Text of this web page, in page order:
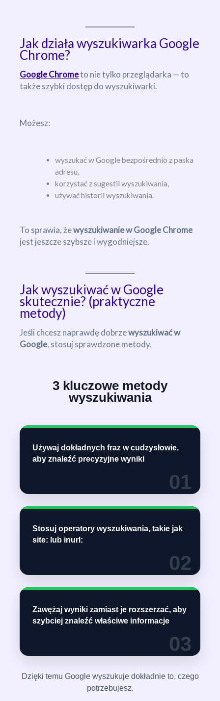
Jak działa wyszukiwarka Google
Chrome?
Google Chrometo nie tylko przeglądarka — to
także szybki dostęp do wyszukiwarki.
Możesz:
wyszukać w Google bezpośrednio z paska
adresu,
korzystać z sugestii wyszukiwania,
używać historii wyszukiwania.
To sprawia, żewyszukiwanie w Google Chrome
jest jeszcze szybsze i wygodniejsze.
Jak wyszukiwać w Google
skutecznie? (praktyczne
metody)
Jeśli chcesz naprawdę dobrzewyszukiwać w
Google, stosuj sprawdzone metody.
3 kluczowe metody
wyszukiwania
Używaj dokładnych fraz w cudzysłowie,
aby znaleźć precyzyjne wyniki
01
Stosuj operatory wyszukiwania, takie jak
site: lub inurl:
02
Zawężaj wyniki zamiast je rozszerzać, aby
szybciej znaleźć właściwe informacje
03
Dzięki temu Google wyszukuje dokładnie to, czego
potrzebujesz.